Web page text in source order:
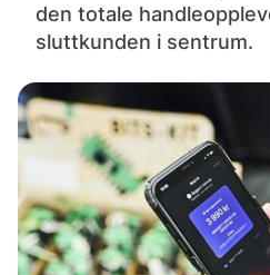
den totale
sluttkunden i sentrum.